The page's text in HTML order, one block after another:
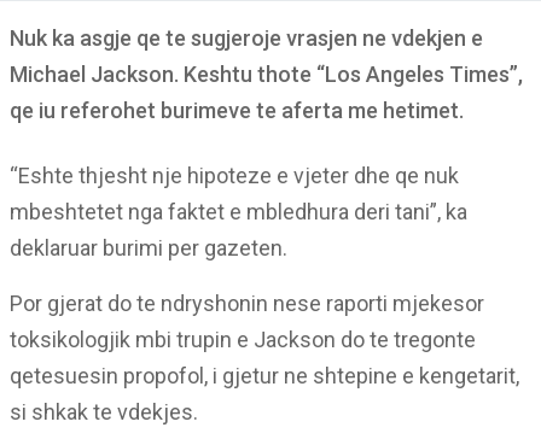
Nuk ka asgje qe te sugjeroje vrasjen ne vdekjen e
Michael Jackson. Keshtu thote “Los Angeles Times”,
qe iu referohet burimeve te aferta me hetimet.
“Eshte thjesht nje hipoteze e vjeter dhe qe nuk
mbeshtetet nga faktet e mbledhura deri tani”, ka
deklaruar burimi per gazeten.
Por gjerat do te ndryshonin nese raporti mjekesor
toksikologjik mbi trupin e Jackson do te tregonte
qetesuesin propofol, i gjetur ne shtepine e kengetarit,
si shkak te vdekjes.